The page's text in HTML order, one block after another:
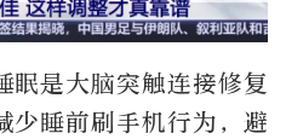
眠是大脑突触连接修复
少睡前刷手机行为，避